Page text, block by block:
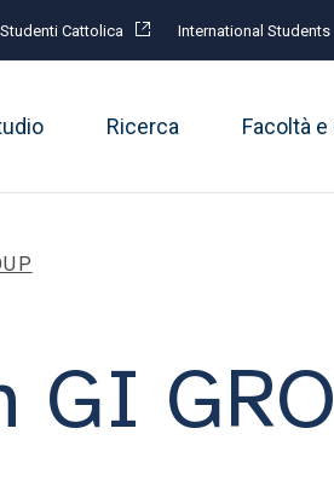
Studenti Cattolica International Students
Ricerca Facoltà
GI